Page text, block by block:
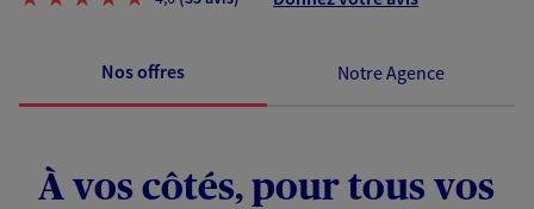
Nos offres Notre Agence
À vos côtés, pour tous vos